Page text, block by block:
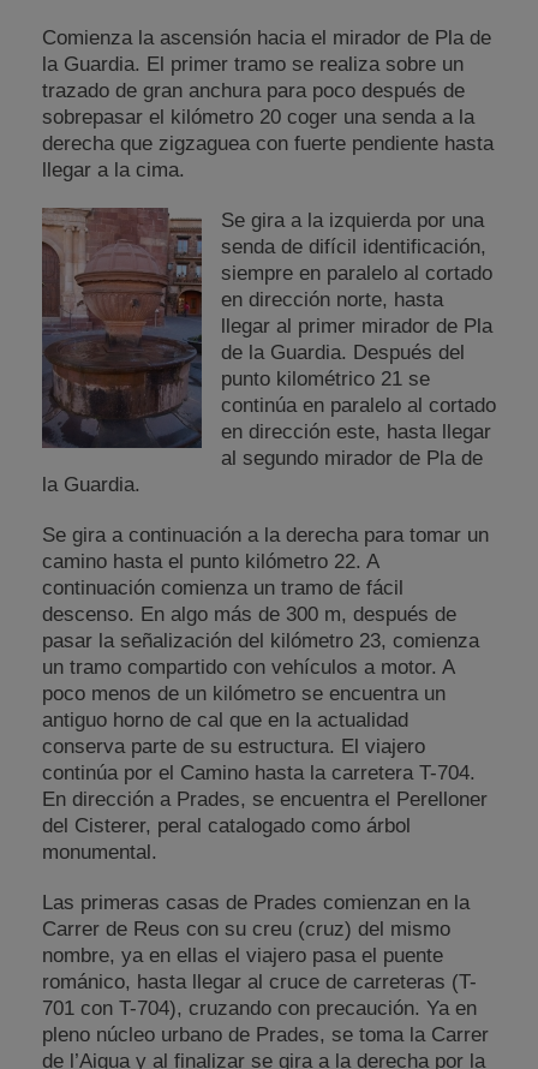
Comienza la ascensión hacia el mirador de Pla de
la Guardia. El primer tramo se realiza sobre un
trazado de gran anchura para poco después de
sobrepasar el kilómetro 20 coger una senda a la
derecha que zigzaguea con fuerte pendiente hasta
llegar a la cima.
Se gira a la izquierda por una
senda de difícil identificación,
siempre en paralelo al cortado
en dirección norte, hasta
llegar al primer mirador de Pla
de la Guardia. Después del
punto kilométrico 21 se
continúa en paralelo al cortado
en dirección este, hasta llegar
al segundo mirador de Pla de
la Guardia.
Se gira a continuación a la derecha para tomar un
camino hasta el punto kilómetro 22. A
continuación comienza un tramo de fácil
descenso. En algo más de 300 m, después de
pasar la señalización del kilómetro 23, comienza
un tramo compartido con vehículos a motor. A
poco menos de un kilómetro se encuentra un
antiguo horno de cal que en la actualidad
conserva parte de su estructura. El viajero
continúa por el Camino hasta la carretera T-704.
En dirección a Prades, se encuentra el Perelloner
del Cisterer, peral catalogado como árbol
monumental.
Las primeras casas de Prades comienzan en la
Carrer de Reus con su creu (cruz) del mismo
nombre, ya en ellas el viajero pasa el puente
románico, hasta llegar al cruce de carreteras (T-
701 con T-704), cruzando con precaución. Ya en
pleno núcleo urbano de Prades, se toma la Carrer
de l’Aigua y al finalizar se gira a la derecha por la